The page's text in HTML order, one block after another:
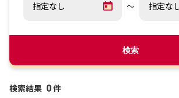
～
検索
検索結果 0件